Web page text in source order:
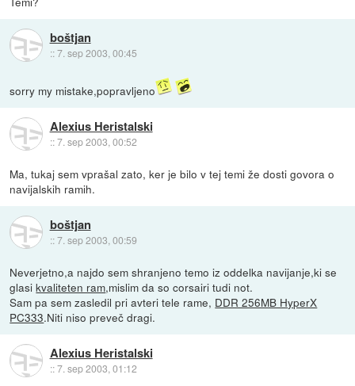
boštjan
::7. sep 2003, 00:45
sorry my mistake,popravljeno
Alexius Heristalski
::7. sep 2003, 00:52
Ma, tukaj sem vprašal zato, ker je bilo v tej temi že dosti govora o
navijalskih ramih.
boštjan
::7. sep 2003, 00:59
Neverjetno,a najdo sem shranjeno temo iz oddelka navijanje,ki se
glasikvaliteten ram,mislim da so corsairi tudi not.
Sam pa sem zasledil pri avteri tele rame, DDR 256MB HyperX
PC333.Niti niso preveč dragi.
Alexius Heristalski
::7. sep 2003, 01:12